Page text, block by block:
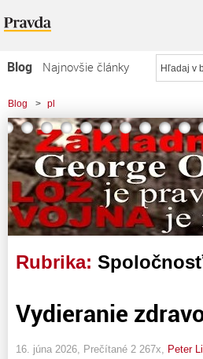
Blog
Najnovšie články
Najčítanejšie články
Najkomentovanejšie články
Zoznam blogov
Komerčné blogy
Blog > pl
Rubrika:
Vydieranie
16. júna 2026, Prečítané 2 267x, Peter